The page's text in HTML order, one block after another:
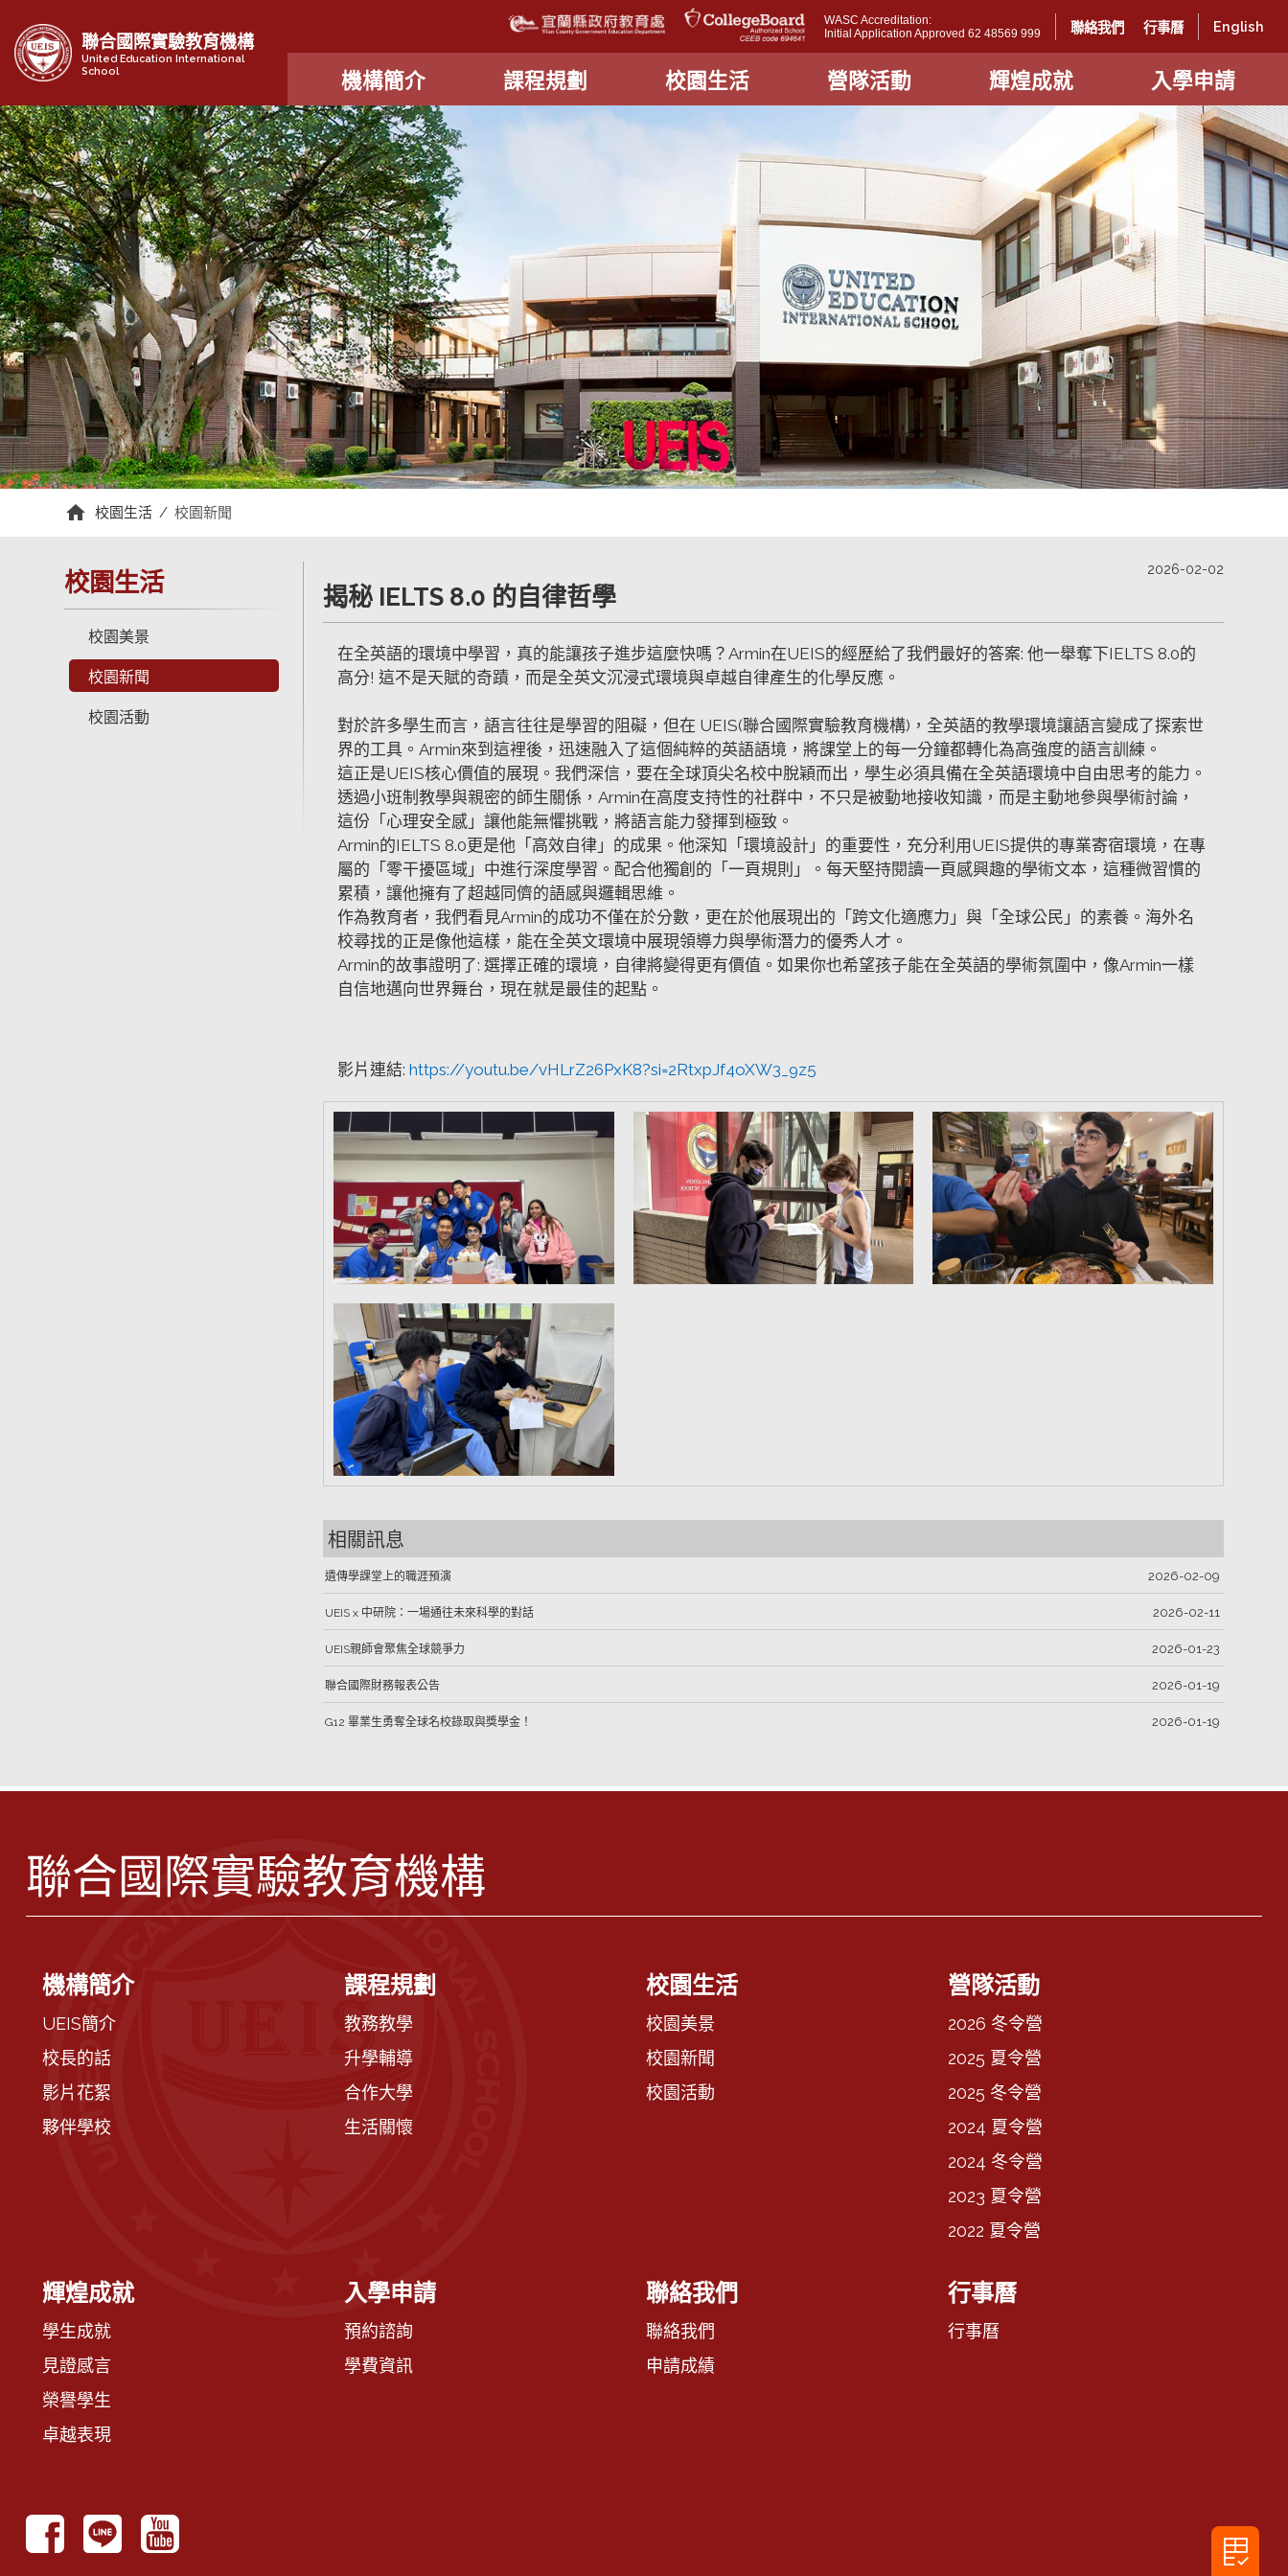
聯合國際實驗教育機構
United Education International
School
WASC Accreditation:
Initial Application Approved 62 48569 999
聯絡我們 行事曆 English
機構簡介 課程規劃 校園生活 營隊活動 輝煌成就 入學申請
校園生活 / 校園新聞
校園生活
校園美景
校園新聞
校園活動
2026-02-02
揭秘 IELTS 8.0 的自律哲學
在全英語的環境中學習，真的能讓孩子進步這麼快嗎？Armin在UEIS的經歷給了我們最好的答案: 他一舉奪下IELTS 8.0的
高分! 這不是天賦的奇蹟，而是全英文沉浸式環境與卓越自律產生的化學反應。
對於許多學生而言，語言往往是學習的阻礙，但在 UEIS(聯合國際實驗教育機構)，全英語的教學環境讓語言變成了探索世
界的工具。Armin來到這裡後，迅速融入了這個純粹的英語語境，將課堂上的每一分鐘都轉化為高強度的語言訓練。
這正是UEIS核心價值的展現。我們深信，要在全球頂尖名校中脫穎而出，學生必須具備在全英語環境中自由思考的能力。
透過小班制教學與親密的師生關係，Armin在高度支持性的社群中，不只是被動地接收知識，而是主動地參與學術討論，
這份「心理安全感」讓他能無懼挑戰，將語言能力發揮到極致。
Armin的IELTS 8.0更是他「高效自律」的成果。他深知「環境設計」的重要性，充分利用UEIS提供的專業寄宿環境，在專
屬的「零干擾區域」中進行深度學習。配合他獨創的「一頁規則」。每天堅持閱讀一頁感興趣的學術文本，這種微習慣的
累積，讓他擁有了超越同儕的語感與邏輯思維。
作為教育者，我們看見Armin的成功不僅在於分數，更在於他展現出的「跨文化適應力」與「全球公民」的素養。海外名
校尋找的正是像他這樣，能在全英文環境中展現領導力與學術潛力的優秀人才。
Armin的故事證明了: 選擇正確的環境，自律將變得更有價值。如果你也希望孩子能在全英語的學術氛圍中，像Armin一樣
自信地邁向世界舞台，現在就是最佳的起點。
影片連結: https://youtu.be/vHLrZ26PxK8?si=2RtxpJf4oXW3_9z5
相關訊息
2026-02-09
遺傳學課堂上的職涯預演
2026-02-11
UEIS x 中研院：一場通往未來科學的對話
2026-01-23
UEIS親師會聚焦全球競爭力
2026-01-19
聯合國際財務報表公告
2026-01-19
G12 畢業生勇奪全球名校錄取與獎學金！
rubric
聯合國際實驗教育機構
機構簡介
UEIS簡介
校長的話
影片花絮
夥伴學校
課程規劃
教務教學
升學輔導
合作大學
生活關懷
校園生活
校園美景
校園新聞
校園活動
營隊活動
2026 冬令營
2025 夏令營
2025 冬令營
2024 夏令營
2024 冬令營
2023 夏令營
2022 夏令營
輝煌成就
學生成就
見證感言
榮譽學生
卓越表現
入學申請
預約諮詢
學費資訊
聯絡我們
聯絡我們
申請成績
行事曆
行事曆